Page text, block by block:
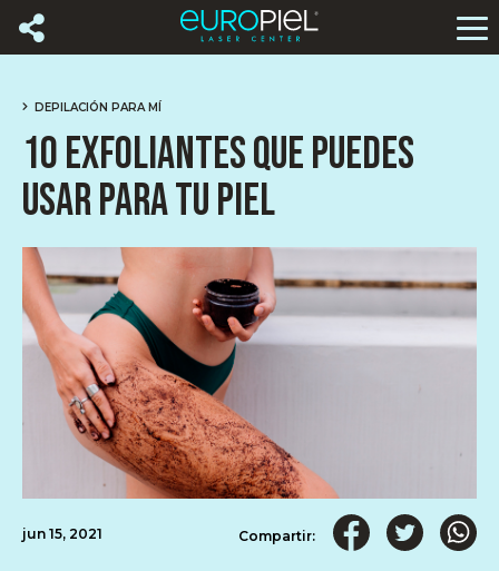
DEPILACIÓN PARA MÍ
10 EXFOLIANTES QUE PUEDES
USAR PARA TU PIEL
jun 15, 2021 Compartir: